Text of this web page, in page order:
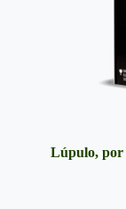
Lúpulo, por